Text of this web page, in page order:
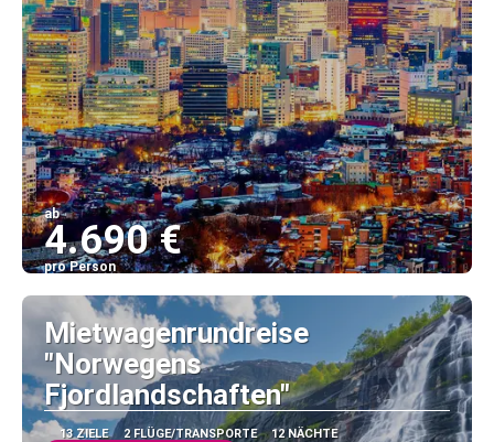
ab
4.690 €
pro Person
Sehen
Mietwagenrundreise
"Norwegens
Fjordlandschaften"
13 ZIELE 2 FLÜGE/TRANSPORTE 12 NÄCHTE